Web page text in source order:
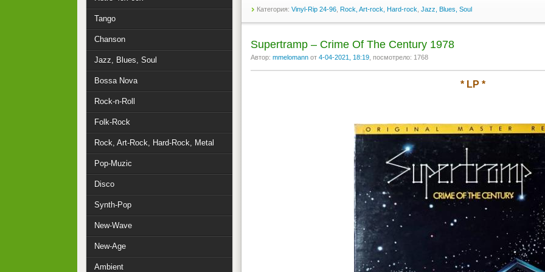
Категория: Vinyl-Rip 24-96, Rock, Art-rock, Hard-rock, Jazz, Blues, Soul
Supertramp ‎– Crime Of The Century 1978
Автор: mmelomann от 4-04-2021, 18:19 , посмотрело: 1768
* LP *
Tango
Chanson
Jazz, Blues, Soul
Bossa Nova
Rock-n-Roll
Folk-Rock
Rock, Art-Rock, Hard-Rock, Metal
Pop-Muzic
Disco
Synth-Pop
New-Wave
New-Age
Ambient